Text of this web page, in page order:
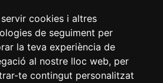
servir cookies i altres
de seguiment per
la teva experiència de
al nostre lloc web, per
te contingut personalitzat
socials